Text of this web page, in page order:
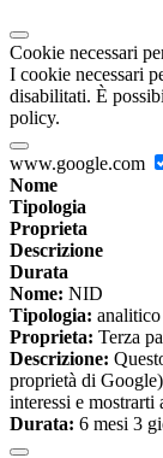
Cookie necessari
I cookie necessari
disabilitati. È
policy.
www.google.com
Nome
Tipologia
Proprieta
Descrizione
Durata
Nome: NID
Tipologia: analitico
Proprieta: Terza
Descrizione:
proprietà di
interessi e
Durata: 6 mesi 3